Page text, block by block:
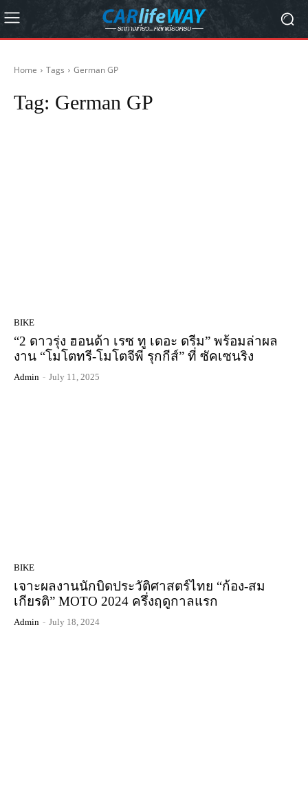
Home Tags German GP
Tag: German GP
BIKE
“2 ดาวรุ่ง ฮอนด้า เรซ ทู เดอะ ดรีม” พร้อมล่าผล
งาน “โมโตทรี-โมโตจีพี รุกกีส์” ที่ ซัคเซนริง
Admin - July 11, 2025
BIKE
เจาะผลงานนักบิดประวัติศาสตร์ไทย “ก้อง-สม
เกียรติ” MOTO 2024 ครึ่งฤดูกาลแรก
Admin - July 18, 2024